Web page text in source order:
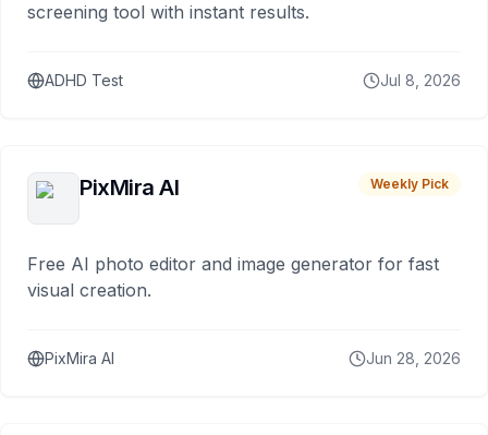
screening tool with instant results.
ADHD Test Jul 8, 2026
PixMira AI Weekly Pick
Free AI photo editor and image generator for fast
visual creation.
PixMira AI Jun 28, 2026